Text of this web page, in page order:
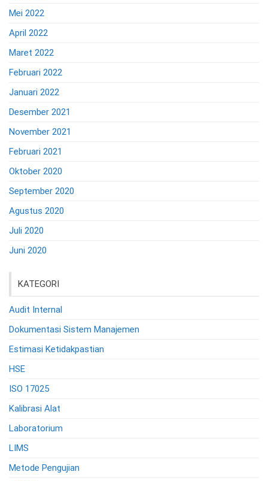
Mei 2022
April 2022
Maret 2022
Februari 2022
Januari 2022
Desember 2021
November 2021
Februari 2021
Oktober 2020
September 2020
Agustus 2020
Juli 2020
Juni 2020
KATEGORI
Audit Internal
Dokumentasi Sistem Manajemen
Estimasi Ketidakpastian
HSE
ISO 17025
Kalibrasi Alat
Laboratorium
LIMS
Metode Pengujian